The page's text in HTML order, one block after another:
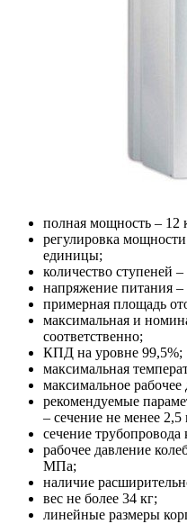
полная мощность – 12
регулировка
единицы;
количество ступеней –
напряжение питания
примерная площадь
максимальная и
соответственно;
КПД на уровне 99,5%;
максимальная
максимальное рабочее
рекомендуемые
– сечение не менее
сечение
рабочее давление
МПа;
наличие
вес не более 34 кг;
линейные размеры